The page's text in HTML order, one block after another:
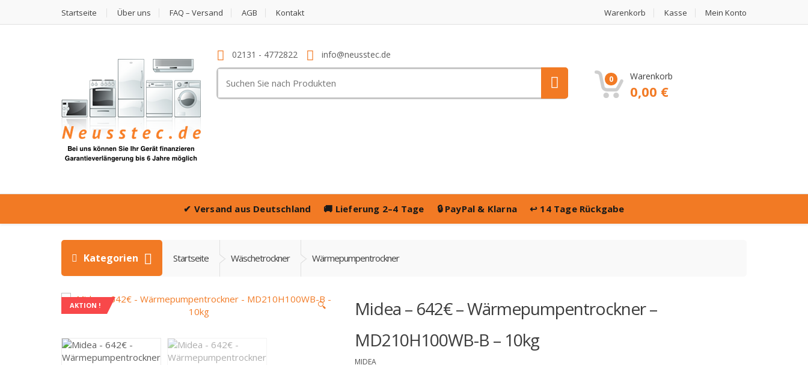
Startseite Über uns FAQ – Versand AGB Kontakt Warenkorb Kasse Mein Konto
02131 - 4772822 info@neusstec.de
nach:
0 Warenkorb
0,00 €
✔ Versand aus Deutschland 🚚 Lieferung 2–4 Tage 🔒 PayPal & Klarna↩️ 14 Tage Rückgabe
Kategorien Startseite Wäschetrockner Wärmepumpentrockner
AKTION ! 🔍
Midea – 642€ – Wärmepumpentrockner –
MD210H100WB-B – 10kg
MIDEA